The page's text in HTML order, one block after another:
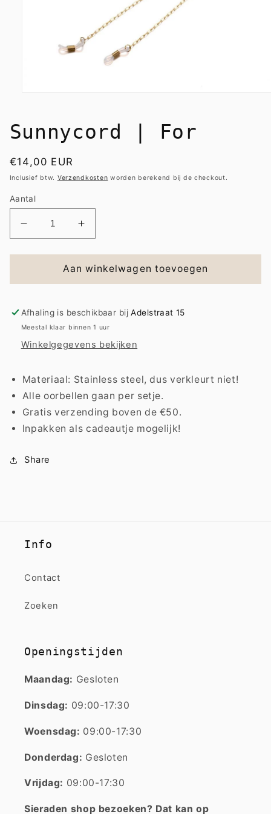
modaal
Sunnycord | For
Normale
prijs
€14,00 EUR
Inclusief btw. Verzendkosten worden berekend bij de checkout.
Aantal
Aantal
verlagen
voor
Sunnycord
|
Aantal
verhogen
voor
Sunnycord
|
Aan winkelwagen toevoegen
Afhaling is beschikbaar bijAdelstraat 15
Meestal klaar binnen 1 uur
Winkelgegevens bekijken
Materiaal: Stainless steel, dus verkleurt niet!
Alle oorbellen gaan per setje.
Gratis verzending boven de €50.
Inpakken als cadeautje mogelijk!
Share
Info
Contact
Zoeken
Openingstijden
Maandag: Gesloten
Dinsdag: 09:00-17:30
Woensdag: 09:00-17:30
Donderdag: Gesloten
Vrijdag: 09:00-17:30
Sieraden shop bezoeken? Dat kan op